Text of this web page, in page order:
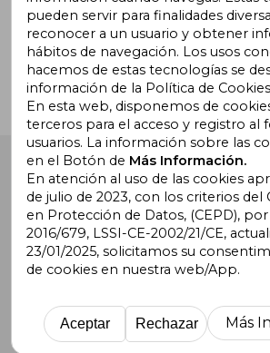
¿Necesitas ayuda?
Ir a Centro de Soporte
Buscalibre España. Calle Energía, 65, Nave 3
Cornellà de Llobregat, Barcelona.
Buscalibre Argentina| Buscalibre Chile
Buscalibre Uruguay|Buscalibre
Perú
|Buscalibre Estados Unidos|
Países|Bookdelivery Reino
pueden servir para finalidades
reconocer a un usuario y obtener
hábitos de navegación. Los usos
hacemos de estas tecnologías se
información de la Política de
En esta web, disponemos de
terceros para el acceso y registro al
usuarios. La información sobre las
en el Botón de Más Información.
En atención al uso de las cookies
de julio de 2023, con los criterios
en Protección de Datos, (CEPD),
2016/679, LSSI-CE-2002/21/CE,
23/01/2025, solicitamos su
de cookies en nuestra web/App.
Aceptar Rechazar Más